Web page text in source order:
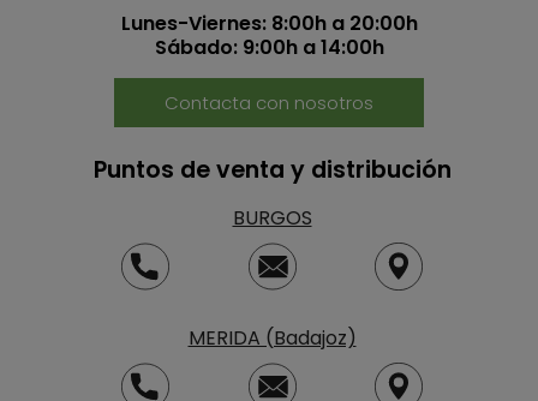
Lunes-Viernes: 8:00h a 20:00h
Sábado: 9:00h a 14:00h
Contacta con nosotros
Puntos de venta y distribución
BURGOS
MERIDA (Badajoz)